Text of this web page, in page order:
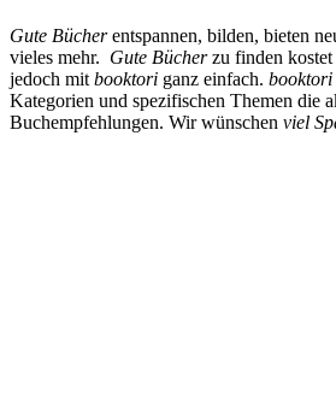
Gute Bücherentspannen, bilden, bieten
vieles mehr. Gute Bücherzu finden
jedoch mit booktori ganz einfach. booktori
Kategorien und spezifischen Themen die
Buchempfehlungen. Wir wünschen viel